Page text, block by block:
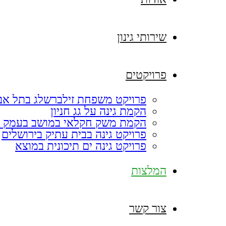
שירותי גינון
פרויקטים
פרויקט משפחת זילברשלג בתל
הקמת גינה על גג חניון
הקמת משק חקלאי במושב בעמק
פרויקט גינה בבית עתיק בירושלים
פרויקט גינה ים תיכונית במוצא
המלצות
צור קשר